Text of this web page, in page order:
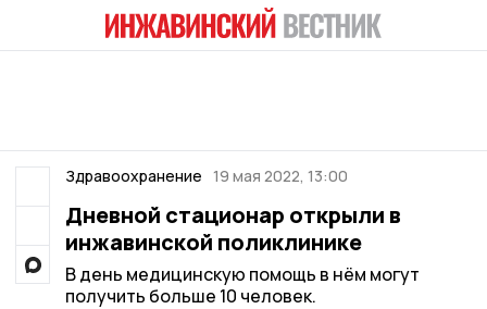
Здравоохранение 19 мая 2022, 13:00
Дневной стационар открыли в
инжавинской поликлинике
В день медицинскую помощь в нём могут
получить больше 10 человек.